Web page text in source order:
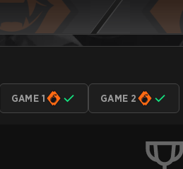
GAME 1 GAME 2